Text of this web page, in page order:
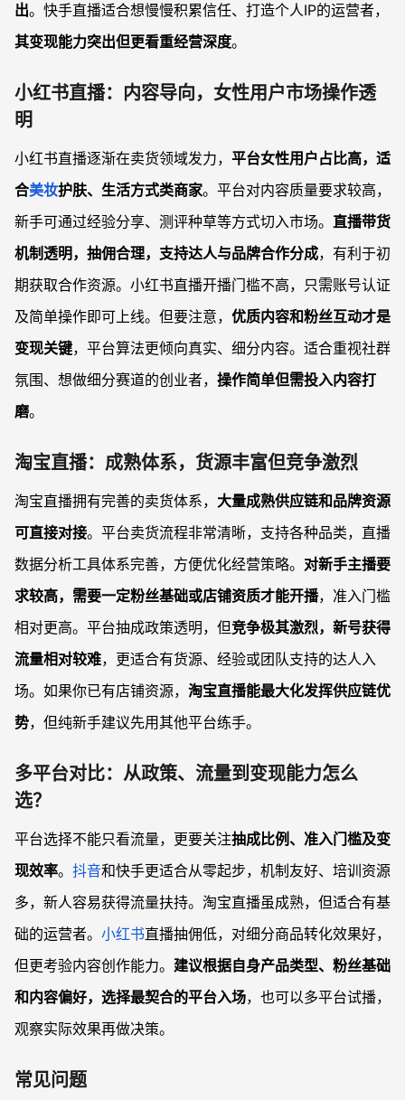
出。快手直播适合想慢慢积累信任、打造个人IP的运营者，
其变现能力突出但更看重经营深度。
小红书直播：内容导向，女性用户市场操作透
明
小红书直播逐渐在卖货领域发力， 平台女性用户占比高，适
合美妆护肤、生活方式类商家。平台对内容质量要求较高，
新手可通过经验分享、测评种草等方式切入市场。 直播带货
机制透明，抽佣合理，支持达人与品牌合作分成，有利于初
期获取合作资源。小红书直播开播门槛不高，只需账号认证
及简单操作即可上线。但要注意， 优质内容和粉丝互动才是
变现关键，平台算法更倾向真实、细分内容。适合重视社群
氛围、想做细分赛道的创业者， 操作简单但需投入内容打
磨。
淘宝直播：成熟体系，货源丰富但竞争激烈
淘宝直播拥有完善的卖货体系， 大量成熟供应链和品牌资源
可直接对接。平台卖货流程非常清晰，支持各种品类，直播
数据分析工具体系完善，方便优化经营策略。 对新手主播要
求较高，需要一定粉丝基础或店铺资质才能开播，准入门槛
相对更高。平台抽成政策透明，但竞争极其激烈，新号获得
流量相对较难，更适合有货源、经验或团队支持的达人入
场。如果你已有店铺资源， 淘宝直播能最大化发挥供应链优
势，但纯新手建议先用其他平台练手。
多平台对比：从政策、流量到变现能力怎么
选？
平台选择不能只看流量，更要关注抽成比例、准入门槛及变
现效率。 抖音和快手更适合从零起步，机制友好、培训资源
多，新人容易获得流量扶持。淘宝直播虽成熟，但适合有基
础的运营者。 小红书直播抽佣低，对细分商品转化效果好，
但更考验内容创作能力。 建议根据自身产品类型、粉丝基础
和内容偏好，选择最契合的平台入场，也可以多平台试播，
观察实际效果再做决策。
常见问题